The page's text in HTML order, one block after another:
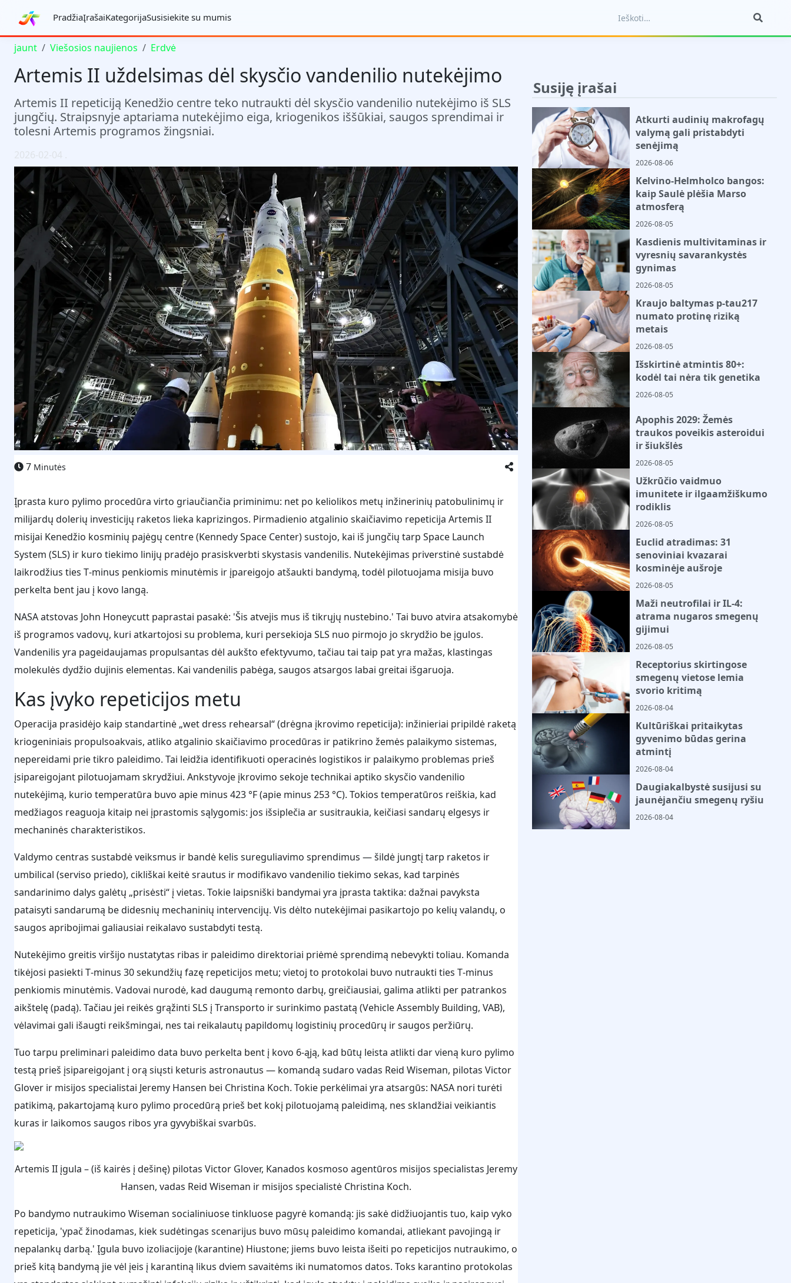
PradžiaĮrašaiKategorijaSusisiekite su mumis
jaunt Viešosios naujienos Erdvė
Artemis II uždelsimas dėl skysčio vandenilio nutekėjimo
Artemis II repeticiją Kenedžio centre teko nutraukti dėl skysčio vandenilio nutekėjimo iš SLS
jungčių. Straipsnyje aptariama nutekėjimo eiga, kriogenikos iššūkiai, saugos sprendimai ir
tolesni Artemis programos žingsniai.
2026-02-04 .
7 Minutės
Įprasta kuro pylimo procedūra virto griaučiančia priminimu: net po keliolikos metų inžinerinių patobulinimų ir
milijardų dolerių investicijų raketos lieka kaprizingos. Pirmadienio atgalinio skaičiavimo repeticija Artemis II
misijai Kenedžio kosminių pajėgų centre (Kennedy Space Center) sustojo, kai iš jungčių tarp Space Launch
System (SLS) ir kuro tiekimo linijų pradėjo prasiskverbti skystasis vandenilis. Nutekėjimas priverstinė sustabdė
laikrodžius ties T‑minus penkiomis minutėmis ir įpareigojo atšaukti bandymą, todėl pilotuojama misija buvo
perkelta bent jau į kovo langą.
NASA atstovas John Honeycutt paprastai pasakė: 'Šis atvejis mus iš tikrųjų nustebino.' Tai buvo atvira atsakomybė
iš programos vadovų, kuri atkartojosi su problema, kuri persekioja SLS nuo pirmojo jo skrydžio be įgulos.
Vandenilis yra pageidaujamas propulsantas dėl aukšto efektyvumo, tačiau tai taip pat yra mažas, klastingas
molekulės dydžio dujinis elementas. Kai vandenilis pabėga, saugos atsargos labai greitai išgaruoja.
Kas įvyko repeticijos metu
Operacija prasidėjo kaip standartinė „wet dress rehearsal“ (drėgna įkrovimo repeticija): inžinieriai pripildė raketą
kriogeniniais propulsoakvais, atliko atgalinio skaičiavimo procedūras ir patikrino žemės palaikymo sistemas,
nepereidami prie tikro paleidimo. Tai leidžia identifikuoti operacinės logistikos ir palaikymo problemas prieš
įsipareigojant pilotuojamam skrydžiui. Ankstyvoje įkrovimo sekoje technikai aptiko skysčio vandenilio
nutekėjimą, kurio temperatūra buvo apie minus 423 °F (apie minus 253 °C). Tokios temperatūros reiškia, kad
medžiagos reaguoja kitaip nei įprastomis sąlygomis: jos išsiplečia ar susitraukia, keičiasi sandarų elgesys ir
mechaninės charakteristikos.
Valdymo centras sustabdė veiksmus ir bandė kelis sureguliavimo sprendimus — šildė jungtį tarp raketos ir
umbilical (serviso priedo), cikliškai keitė srautus ir modifikavo vandenilio tiekimo sekas, kad tarpinės
sandarinimo dalys galėtų „prisėsti“ į vietas. Tokie laipsniški bandymai yra įprasta taktika: dažnai pavyksta
pataisyti sandarumą be didesnių mechaninių intervencijų. Vis dėlto nutekėjimai pasikartojo po kelių valandų, o
saugos apribojimai galiausiai reikalavo sustabdyti testą.
Nutekėjimo greitis viršijo nustatytas ribas ir paleidimo direktoriai priėmė sprendimą nebevykti toliau. Komanda
tikėjosi pasiekti T‑minus 30 sekundžių fazę repeticijos metu; vietoj to protokolai buvo nutraukti ties T‑minus
penkiomis minutėmis. Vadovai nurodė, kad daugumą remonto darbų, greičiausiai, galima atlikti per patrankos
aikštelę (padą). Tačiau jei reikės grąžinti SLS į Transporto ir surinkimo pastatą (Vehicle Assembly Building, VAB),
vėlavimai gali išaugti reikšmingai, nes tai reikalautų papildomų logistinių procedūrų ir saugos peržiūrų.
Tuo tarpu preliminari paleidimo data buvo perkelta bent į kovo 6‑ąją, kad būtų leista atlikti dar vieną kuro pylimo
testą prieš įsipareigojant į orą siųsti keturis astronautus — komandą sudaro vadas Reid Wiseman, pilotas Victor
Glover ir misijos specialistai Jeremy Hansen bei Christina Koch. Tokie perkėlimai yra atsargūs: NASA nori turėti
patikimą, pakartojamą kuro pylimo procedūrą prieš bet kokį pilotuojamą paleidimą, nes sklandžiai veikiantis
kuras ir laikomos saugos ribos yra gyvybiškai svarbūs.
Artemis II įgula – (iš kairės į dešinę) pilotas Victor Glover, Kanados kosmoso agentūros misijos specialistas Jeremy
Hansen, vadas Reid Wiseman ir misijos specialistė Christina Koch.
Po bandymo nutraukimo Wiseman socialiniuose tinkluose pagyrė komandą: jis sakė didžiuojantis tuo, kaip vyko
repeticija, 'ypač žinodamas, kiek sudėtingas scenarijus buvo mūsų paleidimo komandai, atliekant pavojingą ir
nepalankų darbą.' Įgula buvo izoliacijoje (karantine) Hiustone; jiems buvo leista išeiti po repeticijos nutraukimo, o
prieš kitą bandymą jie vėl įeis į karantiną likus dviem savaitėms iki numatomos datos. Toks karantino protokolas
Susiję įrašai
Atkurti audinių makrofagų
valymą gali pristabdyti
senėjimą
2026-08-06
Kelvino-Helmholco bangos:
kaip Saulė plėšia Marso
atmosferą
2026-08-05
Kasdienis multivitaminas ir
vyresnių savarankystės
gynimas
2026-08-05
Kraujo baltymas p-tau217
numato protinę riziką
metais
2026-08-05
Išskirtinė atmintis 80+:
kodėl tai nėra tik genetika
2026-08-05
Apophis 2029: Žemės
traukos poveikis asteroidui
ir šiukšlės
2026-08-05
Užkrūčio vaidmuo
imunitete ir ilgaamžiškumo
rodiklis
2026-08-05
Euclid atradimas: 31
senoviniai kvazarai
kosminėje aušroje
2026-08-05
Maži neutrofilai ir IL-4:
atrama nugaros smegenų
gijimui
2026-08-05
Receptorius skirtingose
smegenų vietose lemia
svorio kritimą
2026-08-04
Kultūriškai pritaikytas
gyvenimo būdas gerina
atmintį
2026-08-04
Daugiakalbystė susijusi su
jaunėjančiu smegenų ryšiu
2026-08-04